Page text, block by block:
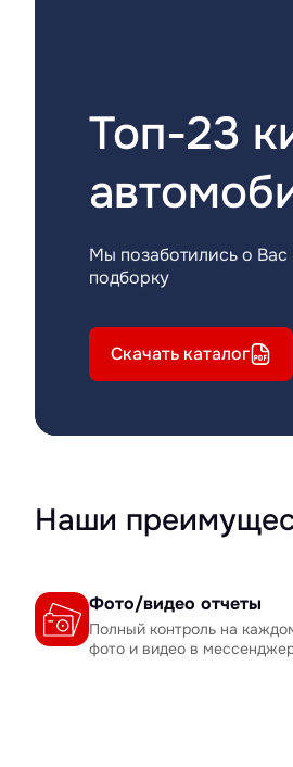
Топ-23
Мы позаботились о Вас
подборку
Скачать каталог
Наши
Фото/видео отчеты
Полный контроль на
фото и видео в